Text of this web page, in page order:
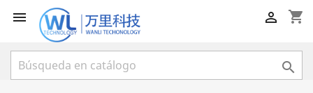
 shopping_cart

